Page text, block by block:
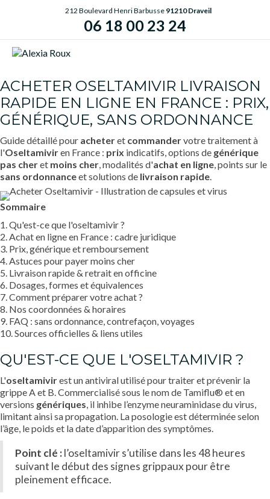
212 Boulevard Henri Barbusse 91210 Draveil
06 18 00 23 24
ACHETER OSELTAMIVIR LIVRAISON
RAPIDE EN LIGNE EN FRANCE : PRIX,
GÉNÉRIQUE, SANS ORDONNANCE
Guide détaillé pour acheteret commandervotre traitement à
l'Oseltamiviren France : prix indicatifs, options de générique
pas cheret moins cher, modalités d'achat en ligne, points sur le
sans ordonnanceet solutions de livraison rapide.
Sommaire
1. Qu'est-ce que l'oseltamivir ?
2. Achat en ligne en France : cadre juridique
3. Prix, générique et remboursement
4. Astuces pour payer moins cher
5. Livraison rapide & retrait en officine
6. Dosages, formes et équivalences
7. Comment préparer votre achat ?
8. Nos coordonnées & horaires
9. FAQ : sans ordonnance, contrefaçon, voyages
10. Sources officielles & liens utiles
QU'EST-CE QUE L'OSELTAMIVIR ?
L'oseltamivirest un antiviral utilisé pour traiter et prévenir la
grippe A et B. Commercialisé sous le nom de Tamiflu® et en
versions génériques, il inhibe l’enzyme neuraminidase du virus,
limitant ainsi sa propagation. La posologie est déterminée selon
l’âge, le poids et la date d’apparition des symptômes.
Point clé :l’oseltamivir s’utilise dans les 48 heures
suivant le début des signes grippaux pour être
pleinement efficace.